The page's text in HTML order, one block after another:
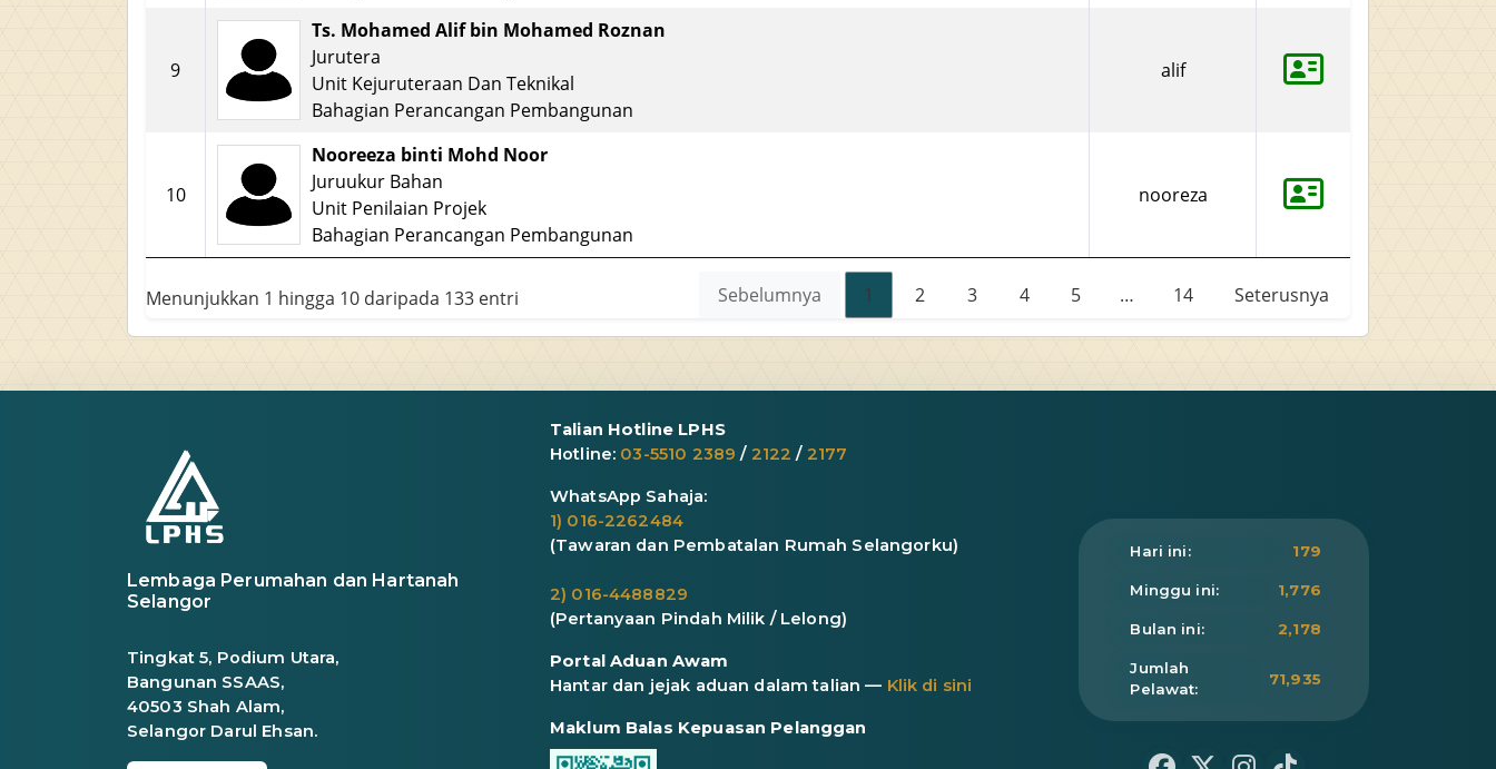
9
Ts. Mohamed Alif bin Mohamed Roznan
Jurutera
Unit Kejuruteraan Dan Teknikal
Bahagian Perancangan Pembangunan
alif
10
Nooreeza binti Mohd Noor
Juruukur Bahan
Unit Penilaian Projek
Bahagian Perancangan Pembangunan
nooreza
Menunjukkan 1 hingga 10 daripada 133 entri Sebelumnya 1 2 3 4 5 … 14 Seterusnya
Lembaga Perumahan dan Hartanah
Selangor
Tingkat 5, Podium Utara,
Bangunan SSAAS,
40503 Shah Alam,
Selangor Darul Ehsan.
Talian Hotline LPHS
Hotline: 03-5510 2389 / 2122 / 2177
WhatsApp Sahaja:
1) 016-2262484
(Tawaran dan Pembatalan Rumah Selangorku)
2) 016-4488829
(Pertanyaan Pindah Milik / Lelong)
Portal Aduan Awam
Hantar dan jejak aduan dalam talian — Klik di sini
Maklum Balas Kepuasan Pelanggan
Hari ini: 179
Minggu ini: 1,776
Bulan ini: 2,178
Jumlah
Pelawat:
71,935